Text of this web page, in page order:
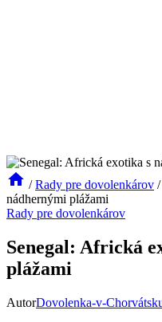
/ Rady pre dovolenkárov /
nádhernými plážami
Rady pre dovolenkárov
Senegal: Africká
plážami
AutorDovolenka-v-